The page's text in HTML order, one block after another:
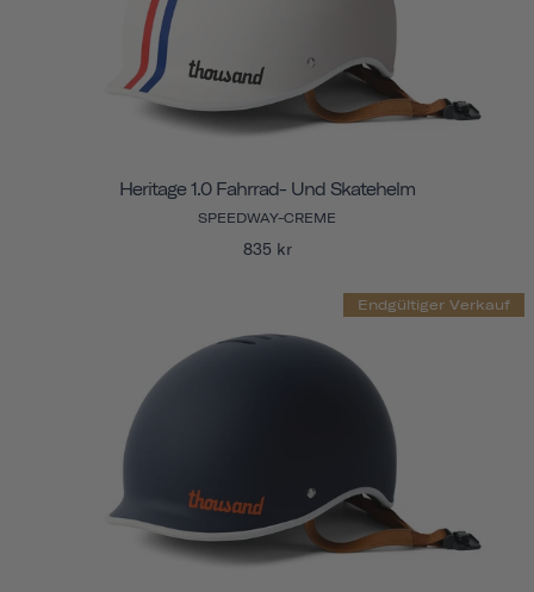
Heritage 1.0 Fahrrad- Und Skatehelm
SPEEDWAY-CREME
835 kr
Endgültiger Verkauf